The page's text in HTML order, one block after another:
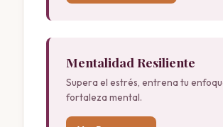
Mentalidad Resiliente
Supera el estrés, entrena tu
fortaleza mental.